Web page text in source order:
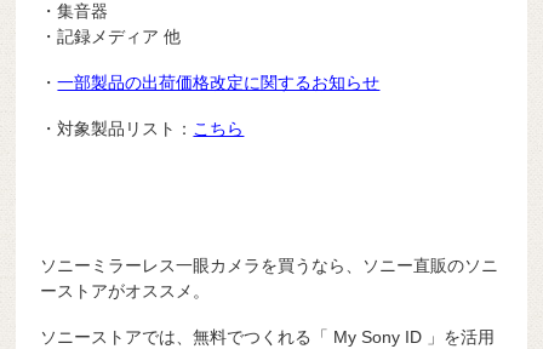
・集音器
・記録メディア 他
・一部製品の出荷価格改定に関するお知らせ
・対象製品リスト： こちら
ソニーミラーレス一眼カメラを買うなら、ソニー直販のソニ
ーストアがオススメ。
ソニーストアでは、無料でつくれる「 My Sony ID 」を活用